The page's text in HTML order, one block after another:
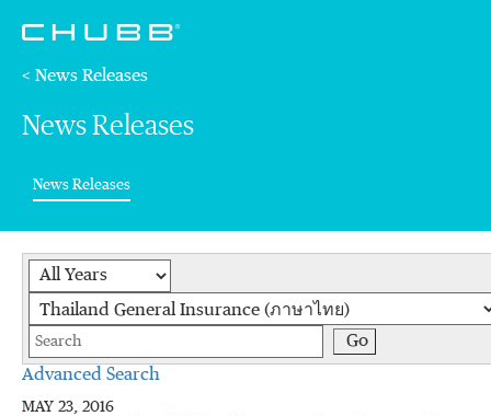
< News Releases
News Releases
News Releases(current)
Year
Keywords
Go
Advanced Search
MAY 23, 2016